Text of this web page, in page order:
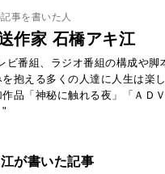
事を書いた人
作家 石橋アキ江
ビ番組、ラジオ番組の構成や
を抱える多くの人達に人生は楽
作品「神秘に触れる夜」「ＡＤ
"
が書いた記事